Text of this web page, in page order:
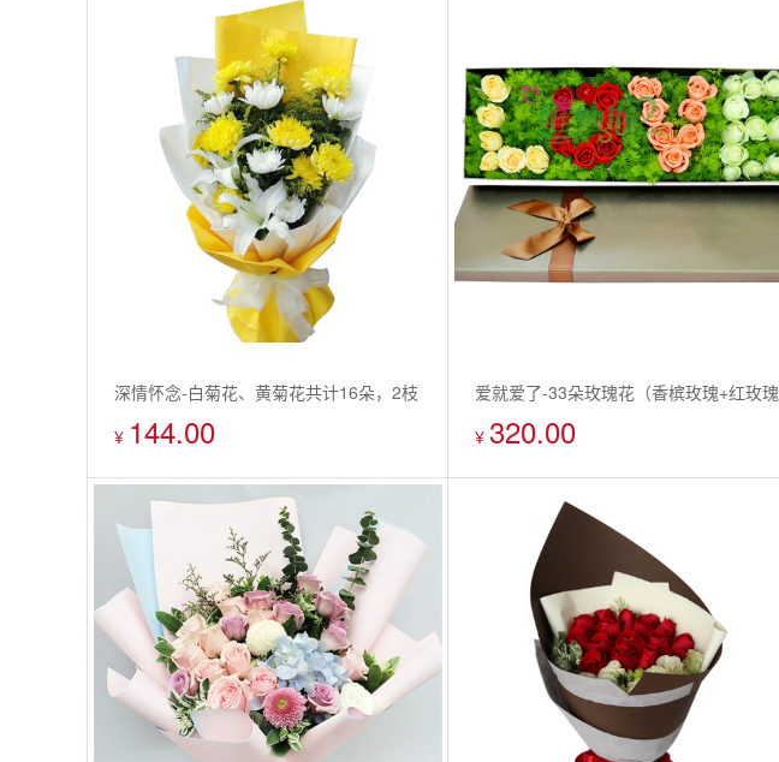
深情怀念-白菊花、黄菊花共计16朵，2枝
白百合，搭配黄莺
¥ 144.00
爱就爱了-33朵玫瑰花（香槟玫瑰+红玫瑰
+粉玫瑰+白玫瑰）
¥ 320.00